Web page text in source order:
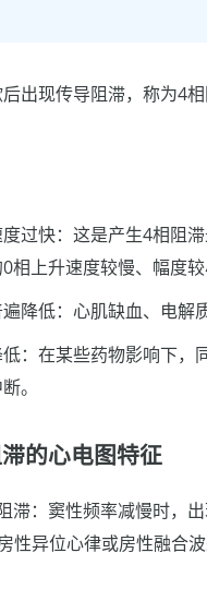
出现传导阻滞，称为4相
过快：这是产生4相阻
相上升速度较慢、幅度
降低：心肌缺血、电解
：在某些药物影响下，
。
的心电图特征
滞：窦性频率减慢时，
性异位心律或房性融合